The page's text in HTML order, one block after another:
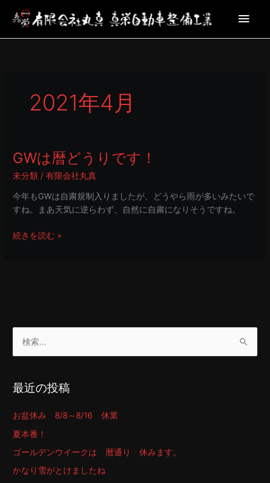
メ
イ
2021年4月
GWは暦どうりです！
未分類 /有限会社丸真
今年もGWは自粛規制入りましたが、どうやら雨が多いみたいで
すね。まあ天気に逆らわず、自然に自粛になりそうですね。
GW
暦
ど
う
で
続きを読む »
象
最近の投稿
お盆休み 8/8～8/16 休業
夏本番！
ゴールデンウイークは 暦通り 休みます。
かなり雪がとけましたね